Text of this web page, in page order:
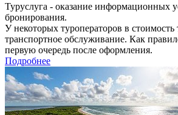
Туруслуга - оказание информационных
бронирования.
У некоторых туроператоров в стоимость
транспортное обслуживание. Как
первую очередь после оформления.
Подробнее